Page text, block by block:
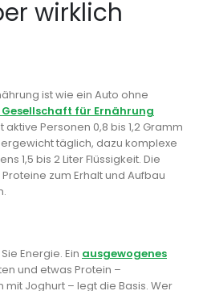
wirklich
ist wie ein Auto ohne
Gesellschaft für Ernährung
Personen 0,8 bis 1,2 Gramm
täglich, dazu komplexe
1,5 bis 2 Liter Flüssigkeit. Die
zum Erhalt und Aufbau
Energie. Ein ausgewogenes
und etwas Protein –
Joghurt – legt die Basis. Wer